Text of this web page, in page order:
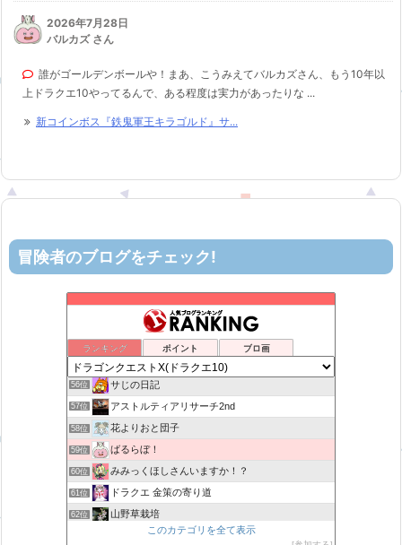
2026年7月28日
バルカズ さん
誰がゴールデンボールや！まあ、こうみえてバルカズさん、もう10年以
上ドラクエ10やってるんで、ある程度は実力があったりな ...
新コインボス『鉄鬼軍王キラゴルド』サ...
冒険者のブログをチェック!
ランキング ポイント ブロ画
ヨモゲーム ドラクエ10攻略ブログ
54位 カスミ心理学研究所
55位 机上の空論-DQ10エアプ日記
56位 サじの日記
57位 アストルティアリサーチ2nd
58位 花よりおと団子
59位 ばるらぼ！
60位 みみっくほしさんいますか！？
61位 ドラクエ 金策の寄り道
62位 山野草栽培
まいっちんぐ！ねるこ先生【ドラクエ】DQ
このカテゴリを全て表示